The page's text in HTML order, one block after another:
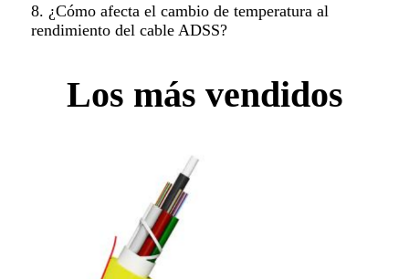
8. ¿Cómo afecta el cambio de temperatura al
rendimiento del cable ADSS?
Los más vendidos